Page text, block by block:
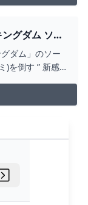
グダム ソー
15日｜バン
ダム」のソー
)を倒す ” 新感
・!? 敵（グ